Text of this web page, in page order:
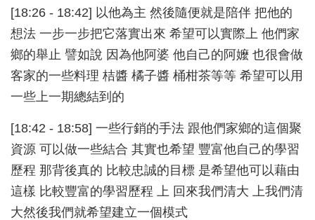
[18:26 - 18:42] 以他為主 然後隨便就是陪伴 把他的
想法 一步一步把它落實出來 希望可以實際上 他們家
鄉的舉止 譬如說 因為他阿婆 他自己的阿嬤 也很會做
客家的一些料理 桔醬 橘子醬 桶柑茶等等 希望可以用
一些上一期總結到的
[18:42 - 18:58] 一些行銷的手法 跟他們家鄉的這個聚
資源 可以做一些結合 其實也希望 豐富他自己的學習
歷程 那背後真的 比較忠誠的目標 是希望他可以藉由
這樣 比較豐富的學習歷程 上 回來我們清大 上我們清
大然後我們就希望建立一個模式